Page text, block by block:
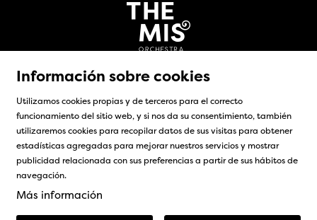
Sitemap | Aviso Legal | Uso de Cookies | Contacto
Información sobre cookies
Utilizamos cookies propias y de terceros para el correcto
funcionamiento del sitio web, y si nos da su consentimiento, también
utilizaremos cookies para recopilar datos de sus visitas para obtener
estadísticas agregadas para mejorar nuestros servicios y mostrar
publicidad relacionada con sus preferencias a partir de sus hábitos de
navegación.
Más información